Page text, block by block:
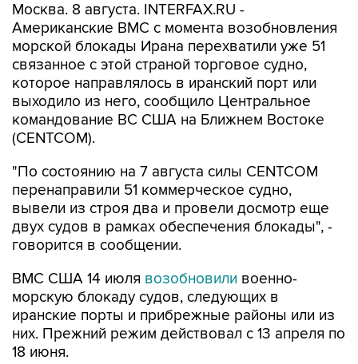
Москва. 8 августа. INTERFAX.RU -
Американские ВМС с момента возобновления
морской блокады Ирана перехватили уже 51
связанное с этой страной торговое судно,
которое направлялось в иранский порт или
выходило из него, сообщило Центральное
командование ВС США на Ближнем Востоке
(CENTCOM).
"По состоянию на 7 августа силы CENTCOM
перенаправили 51 коммерческое судно,
вывели из строя два и провели досмотр еще
двух судов в рамках обеспечения блокады", -
говорится в сообщении.
ВМС США 14 июля возобновили военно-
морскую блокаду судов, следующих в
иранские порты и прибрежные районы или из
них. Прежний режим действовал с 13 апреля по
18 июня.